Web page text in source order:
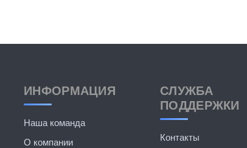
ИНФОРМАЦИЯ
Наша команда
О компании
СЛУЖБА
ПОДДЕРЖКИ
Контакты